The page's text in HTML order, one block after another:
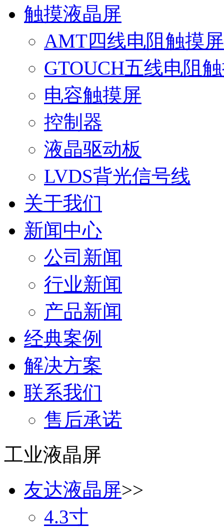
触摸液晶屏
AMT四线电阻触摸屏
GTOUCH五线电阻
电容触摸屏
控制器
液晶驱动板
LVDS背光信号线
关于我们
新闻中心
公司新闻
行业新闻
产品新闻
经典案例
解决方案
联系我们
售后承诺
工业液晶屏
友达液晶屏>>
4.3寸